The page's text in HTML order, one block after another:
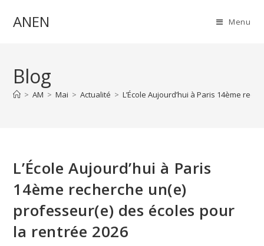
ANEN Menu
Blog
> AM > Mai > Actualité > L’École Aujourd’hui à Paris 14ème
L’École Aujourd’hui à Paris
14ème recherche un(e)
professeur(e) des écoles pour
la rentrée 2026